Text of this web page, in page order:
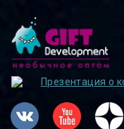
Презентация о